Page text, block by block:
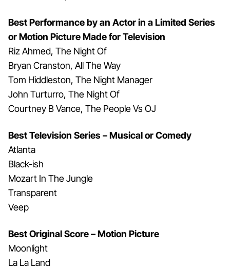
Best Performance by an Actor in a Limited Series
or Motion Picture Made for Television
Riz Ahmed, The Night Of
Bryan Cranston, All The Way
Tom Hiddleston, The Night Manager
John Turturro, The Night Of
Courtney B Vance, The People Vs OJ
Best Television Series – Musical or Comedy
Atlanta
Black-ish
Mozart In The Jungle
Transparent
Veep
Best Original Score – Motion Picture
Moonlight
La La Land